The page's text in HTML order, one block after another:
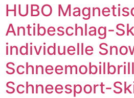
HUBO
Antibeschlag-
individuelle
Schneesport-